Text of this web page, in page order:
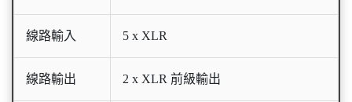
線路輸入 5 x XLR
線路輸出 2 x XLR 前級輸出